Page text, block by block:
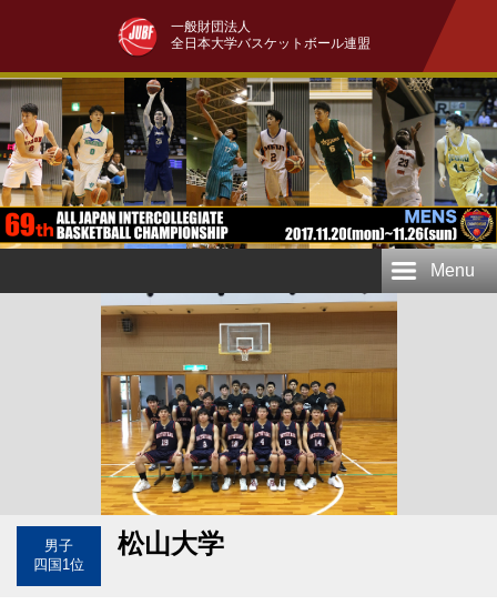
一般財団法人
全日本大学バスケットボール連盟
Menu
男子
四国1位
松山大学